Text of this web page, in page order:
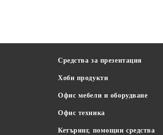
Средства за презентация
Хоби продукти
Офис мебели и оборудване
Офис техника
Кетъринг, помощни средства